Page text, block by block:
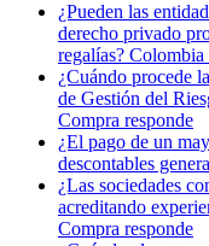
¿Pueden las
derecho privado
regalías?
¿Cuándo procede
de Gestión del
Compra responde
¿El pago de un
descontables
¿Las sociedades
acreditando
Compra responde